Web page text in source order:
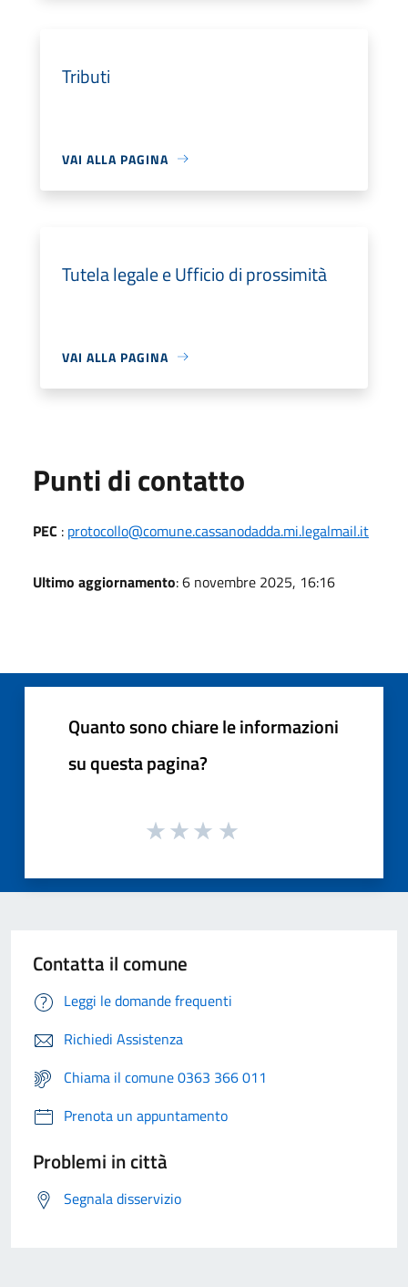
Tributi
VAI ALLA PAGINA
Tutela legale e Ufficio di prossimità
VAI ALLA PAGINA
Punti di contatto
PEC : protocollo@comune.cassanodadda.mi.legalmail.it
Ultimo aggiornamento: 6 novembre 2025, 16:16
Quanto sono chiare le informazioni
su questa pagina?
Contatta il comune
Leggi le domande frequenti
Richiedi Assistenza
Chiama il comune 0363 366 011
Prenota un appuntamento
Problemi in città
Segnala disservizio